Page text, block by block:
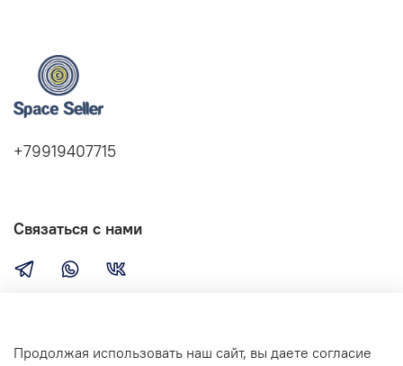
Компания
+79919407715
Связаться с нами
Продолжая использовать наш сайт, вы даете согласие